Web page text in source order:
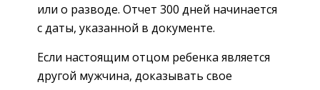
или о разводе. Отчет 300 дней начинается
с даты, указанной в документе.
Если настоящим отцом ребенка является
другой мужчина, доказывать свое